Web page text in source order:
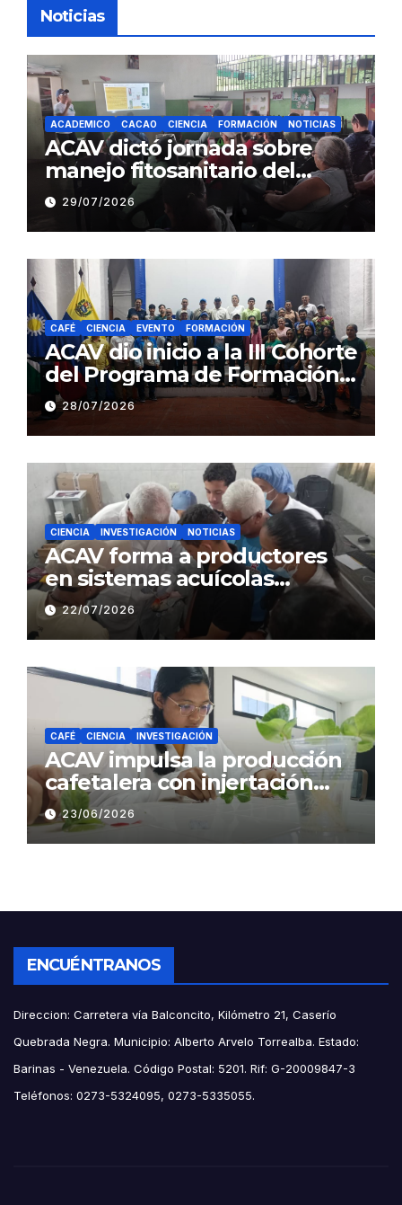
Noticias
ACADEMICO CACAO CIENCIA FORMACIÓN NOTICIAS
ACAV dictó jornada sobre
manejo fitosanitario del
cacao a productores del
estado Barinas
29/07/2026
CAFÉ CIENCIA EVENTO FORMACIÓN
ACAV dio inicio a la III Cohorte
del Programa de Formación
en Producción y Manejo de
Sistemas Sustentables de
Café
28/07/2026
CIENCIA INVESTIGACIÓN NOTICIAS
ACAV forma a productores
en sistemas acuícolas
sustentables en Barinas
22/07/2026
CAFÉ CIENCIA INVESTIGACIÓN
ACAV impulsa la producción
cafetalera con injertación
hipocotiledonaria
23/06/2026
ENCUÉNTRANOS
Direccion: Carretera vía Balconcito, Kilómetro 21, Caserío
Quebrada Negra. Municipio: Alberto Arvelo Torrealba. Estado:
Barinas - Venezuela. Código Postal: 5201. Rif: G-20009847-3
Teléfonos: 0273-5324095, 0273-5335055.